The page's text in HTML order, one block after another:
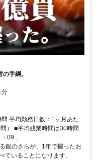
手綱。
分
平均勤務日数：1ヶ月あた
） ■平均残業時間は30時間
09...
銀のさらが、1年で握ったお
ていることになります。